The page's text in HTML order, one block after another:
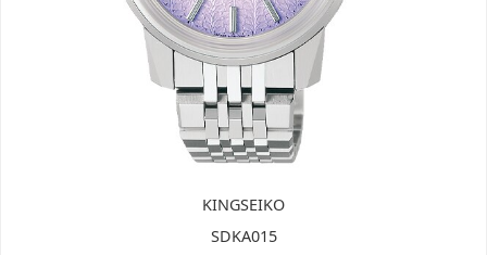
KINGSEIKO
SDKA015